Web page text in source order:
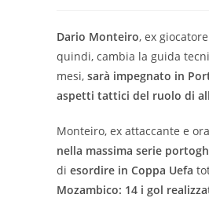
Dario Monteiro, ex
quindi, cambia la guida
mesi, sarà impegnato in
aspetti tattici del ruolo di
Monteiro, ex attaccante e
nella massima serie
di esordire in Coppa Uefa
Mozambico: 14 i gol